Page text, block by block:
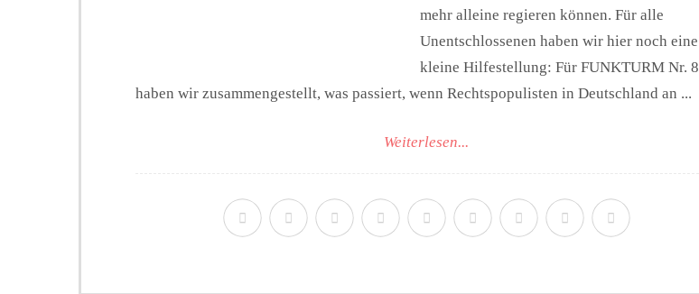
mehr alleine regieren können. Für alle
Unentschlossenen haben wir hier noch eine
kleine Hilfestellung: Für FUNKTURM Nr. 8
haben wir zusammengestellt, was passiert, wenn Rechtspopulisten in Deutschland an ...
Weiterlesen...